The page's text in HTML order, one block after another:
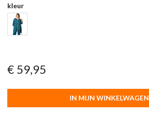
kleur
€ 59,95
IN MIJN WINKELWAGEN